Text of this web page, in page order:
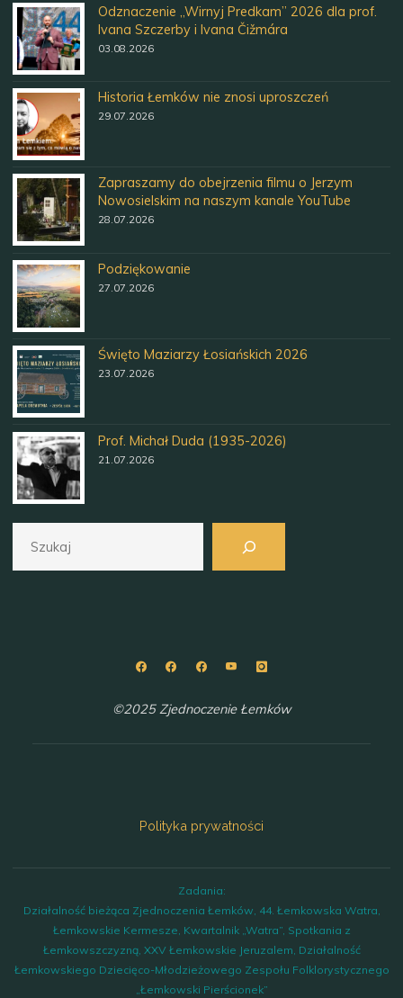
Odznaczenie „Wirnyj Predkam” 2026 dla prof.
Ivana Szczerby i Ivana Čižmára
03.08.2026
Historia Łemków nie znosi uproszczeń
29.07.2026
Zapraszamy do obejrzenia filmu o Jerzym
Nowosielskim na naszym kanale YouTube
28.07.2026
Podziękowanie
27.07.2026
Święto Maziarzy Łosiańskich 2026
23.07.2026
Prof. Michał Duda (1935-2026)
21.07.2026
©2025 Zjednoczenie Łemków
Polityka prywatności
Zadania:
Działalność bieżąca Zjednoczenia Łemków, 44. Łemkowska Watra,
Łemkowskie Kermesze, Kwartalnik „Watra”, Spotkania z
Łemkowszczyzną, XXV Łemkowskie Jeruzalem, Działalność
Łemkowskiego Dziecięco-Młodzieżowego Zespołu Folklorystycznego
„Łemkowski Pierścionek”